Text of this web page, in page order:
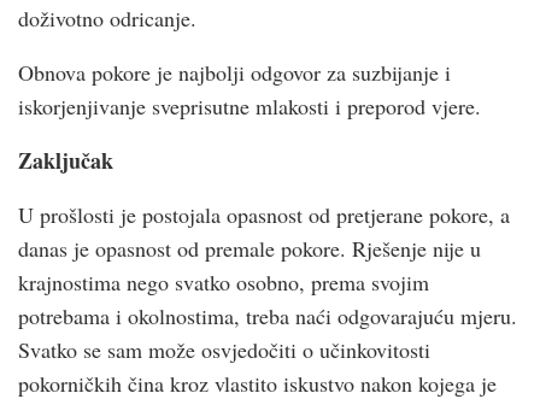
doživotno odricanje.
Obnova pokore je najbolji odgovor za suzbijanje i
iskorjenjivanje sveprisutne mlakosti i preporod vjere.
Zaključak
U prošlosti je postojala opasnost od pretjerane pokore, a
danas je opasnost od premale pokore. Rješenje nije u
krajnostima nego svatko osobno, prema svojim
potrebama i okolnostima, treba naći odgovarajuću mjeru.
Svatko se sam može osvjedočiti o učinkovitosti
pokorničkih čina kroz vlastito iskustvo nakon kojega je